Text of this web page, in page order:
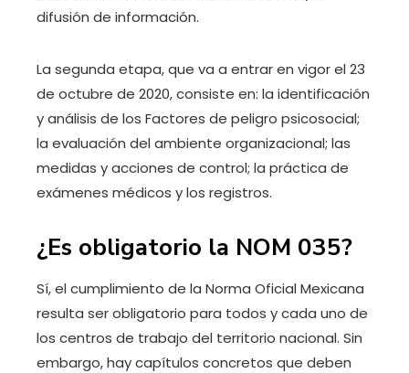
difusión de información.
La segunda etapa, que va a entrar en vigor el 23
de octubre de 2020, consiste en: la identificación
y análisis de los Factores de peligro psicosocial;
la evaluación del ambiente organizacional; las
medidas y acciones de control; la práctica de
exámenes médicos y los registros.
¿Es obligatorio la NOM 035?
Sí, el cumplimiento de la Norma Oficial Mexicana
resulta ser obligatorio para todos y cada uno de
los centros de trabajo del territorio nacional. Sin
embargo, hay capítulos concretos que deben